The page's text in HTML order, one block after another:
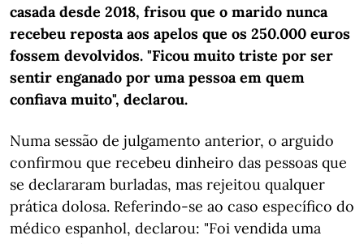
casada desde 2018, frisou que o marido nunca
recebeu reposta aos apelos que os 250.000 euros
fossem devolvidos. "Ficou muito triste por ser
sentir enganado por uma pessoa em quem
confiava muito", declarou.
Numa sessão de julgamento anterior, o arguido
confirmou que recebeu dinheiro das pessoas que
se declararam burladas, mas rejeitou qualquer
prática dolosa. Referindo-se ao caso específico do
médico espanhol, declarou: "Foi vendida uma